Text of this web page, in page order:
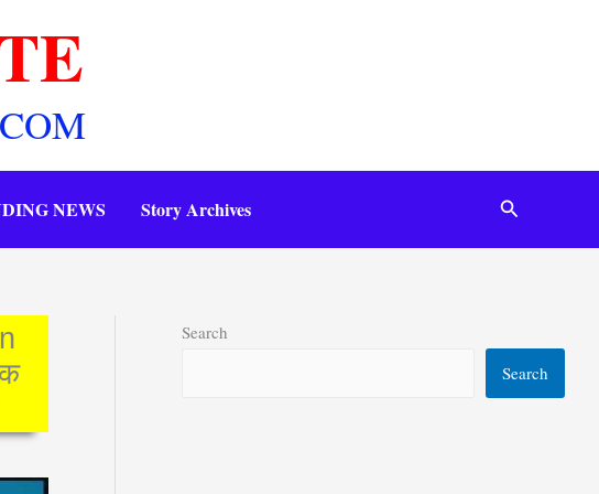
NEWS Story Archives Search
Search
Search